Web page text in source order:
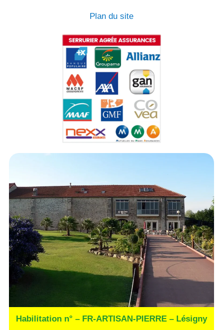
Plan du site
Habilitation n° – FR-ARTISAN-PIERRE – Lésigny